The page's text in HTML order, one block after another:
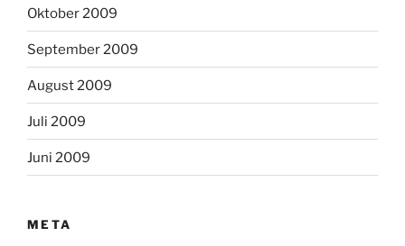
Oktober 2009
September 2009
August 2009
Juli 2009
Juni 2009
META